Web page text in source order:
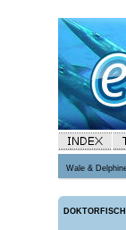
Wale &